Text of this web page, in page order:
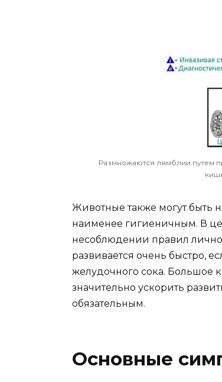
Размножаются лямблии путем
Животные также могут быть
наименее гигиеничным. В
несоблюдении правил
развивается очень быстро,
желудочного сока. Большое
значительно ускорить
обязательным.
Основные